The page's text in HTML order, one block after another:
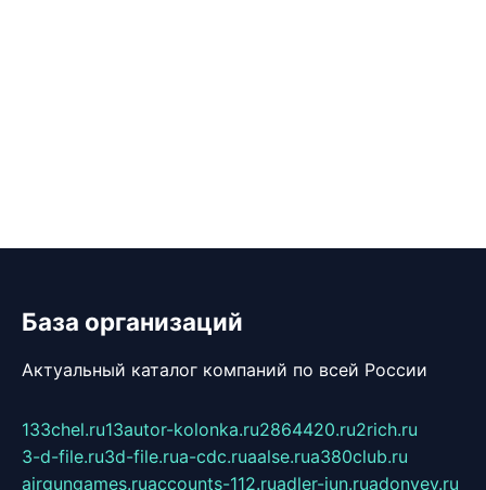
База организаций
Актуальный каталог компаний по всей России
133chel.ru13autor-kolonka.ru2864420.ru2rich.ru
3-d-file.ru3d-file.rua-cdc.ruaalse.rua380club.ru
airgungames.ruaccounts-112.ruadler-jun.ruadonyev.ru